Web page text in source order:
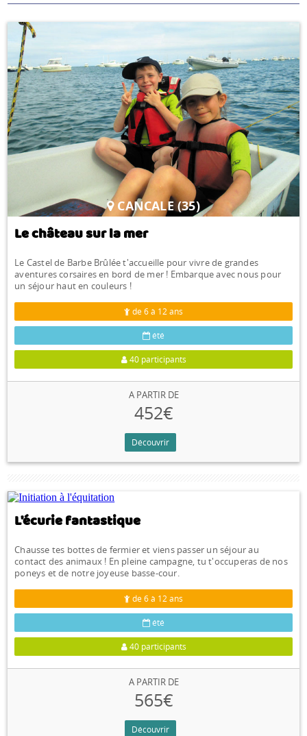
CANCALE (35)
Le château sur la mer
Le Castel de Barbe Brûlée t'accueille pour vivre de grandes
aventures corsaires en bord de mer ! Embarque avec nous pour
un séjour haut en couleurs !
de 6 à 12 ans
été
40 participants
A PARTIR DE
452€
Découvrir
L'écurie fantastique
Chausse tes bottes de fermier et viens passer un séjour au
contact des animaux ! En pleine campagne, tu t'occuperas de nos
poneys et de notre joyeuse basse-cour.
de 6 à 12 ans
été
40 participants
A PARTIR DE
565€
Découvrir